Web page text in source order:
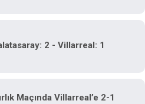
2 - Villarreal: 1
Maçında Villarreal’e 2-1